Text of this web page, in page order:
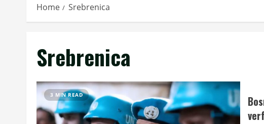
Home Srebrenica
Srebrenica
3 MIN READ